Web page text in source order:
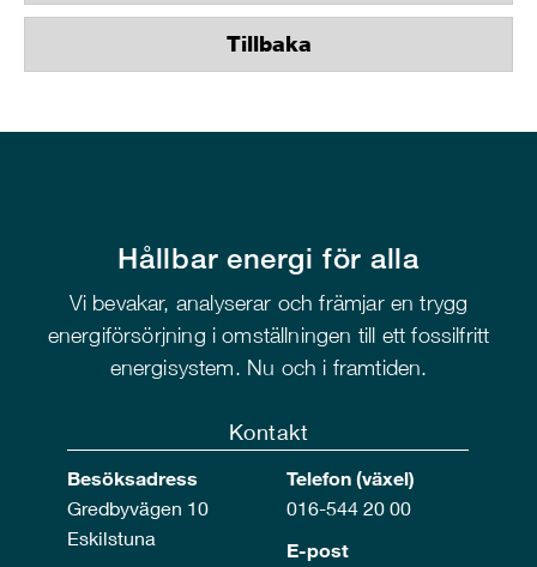
Tillbaka
Hållbar energi för alla
Vi bevakar, analyserar och främjar en trygg
energiförsörjning i omställningen till ett fossilfritt
energisystem. Nu och i framtiden.
Kontakt
Besöksadress
Gredbyvägen 10
Eskilstuna
Telefon (växel)
016-544 20 00
E-post